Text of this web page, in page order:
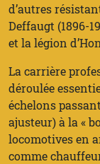
d’autres
Deffaugt (1896-
et la légion
La carrière
déroulée
échelons
ajusteur) à la «
locomotives en
comme